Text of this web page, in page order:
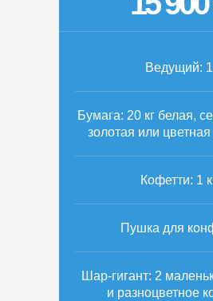
Ведущий: 1
Бумага: 20 кг белая,
золотая или
Кофетти: 1
Пушка для
Шар-гигант: 2
и разноцветное